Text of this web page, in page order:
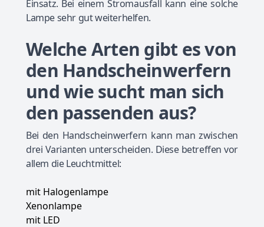
Einsatz. Bei einem Stromausfall kann eine solche
Lampe sehr gut weiterhelfen.
Welche Arten gibt es von
den Handscheinwerfern
und wie sucht man sich
den passenden aus?
Bei den Handscheinwerfern kann man zwischen
drei Varianten unterscheiden. Diese betreffen vor
allem die Leuchtmittel:
mit Halogenlampe
Xenonlampe
mit LED